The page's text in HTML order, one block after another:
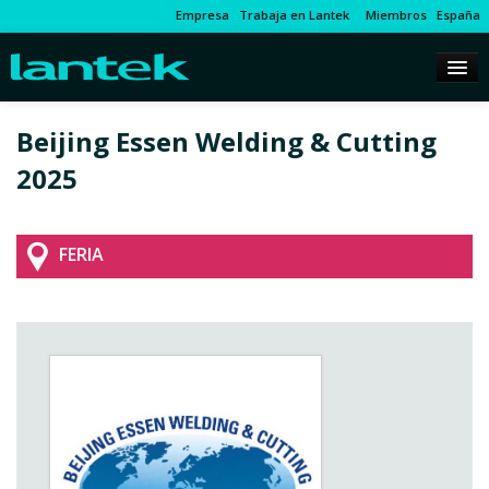
Empresa Trabaja en Lantek Miembros España
Beijing Essen Welding & Cutting
2025
FERIA